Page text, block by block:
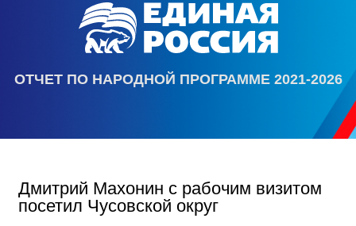
ОТЧЕТ ПО НАРОДНОЙ ПРОГРАММЕ 2021-2026
Дмитрий Махонин с рабочим визитом
посетил Чусовской округ